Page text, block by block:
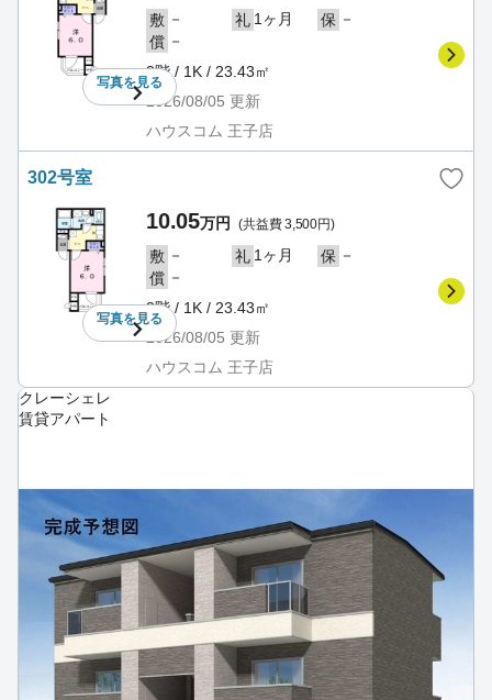
写真を見る
敷 － 礼 1ヶ月 保 －
償 －
3階 / 1K / 23.43㎡
2026/08/05 更新
ハウスコム 王子店
302号室
写真を見る
10.05万円 (共益費 3,500円)
敷 － 礼 1ヶ月 保 －
償 －
3階 / 1K / 23.43㎡
2026/08/05 更新
ハウスコム 王子店
クレーシェレ
賃貸アパート